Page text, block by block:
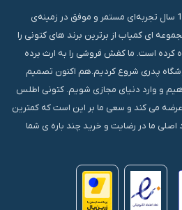
تنظیماتکتونی اطلس با بیش از 10 سال تجربه‌ای مستمر و موفق در زمینه‌ی
ای کمیاب از برترین برند های کتونی را
کرده است. ما کفش فروشی را به ارث برده
پدری شروع کردیم.هم اکنون تصمیم
و وارد دنیای مجازی شویم. کتونی اطلس
عرضه می کند و سعی ما بر این است که کمترین
ما در رضایت و خرید چند باره ی شما